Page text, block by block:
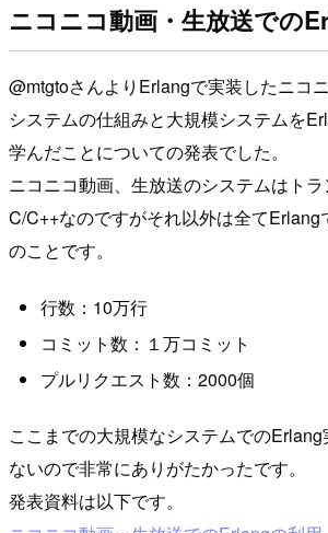
ニコニコ動画・生放送での
@mtgtoさんよりErlangで実装したニコ
システムの仕組みと大規模システムを
学んだことについての発表でした。
ニコニコ動画、生放送のシステムはト
C/C++なのですがそれ以外は全てErlang
のことです。
行数：10万行
コミット数：１万コミット
プルリクエスト数：2000個
ここまでの大規模なシステムでの
ないので非常にありがたかったです。
発表資料は以下です。